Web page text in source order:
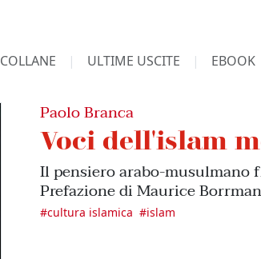
COLLANE ULTIME USCITE EBOOK
Paolo Branca
Voci dell'islam
Il pensiero arabo-
Prefazione di Maurice
#cultura islamica #islam